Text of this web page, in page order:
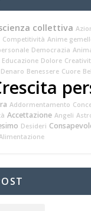
collettiva
Competitività Anime
Democrazia
Educazione Dolore
Denaro Benessere Cuore
Addormentamento
Accettazione Angeli
Desideri